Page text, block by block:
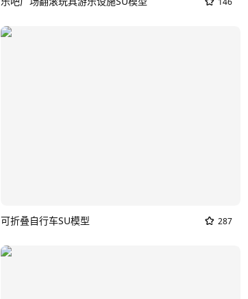
可折叠自行车SU模型 287